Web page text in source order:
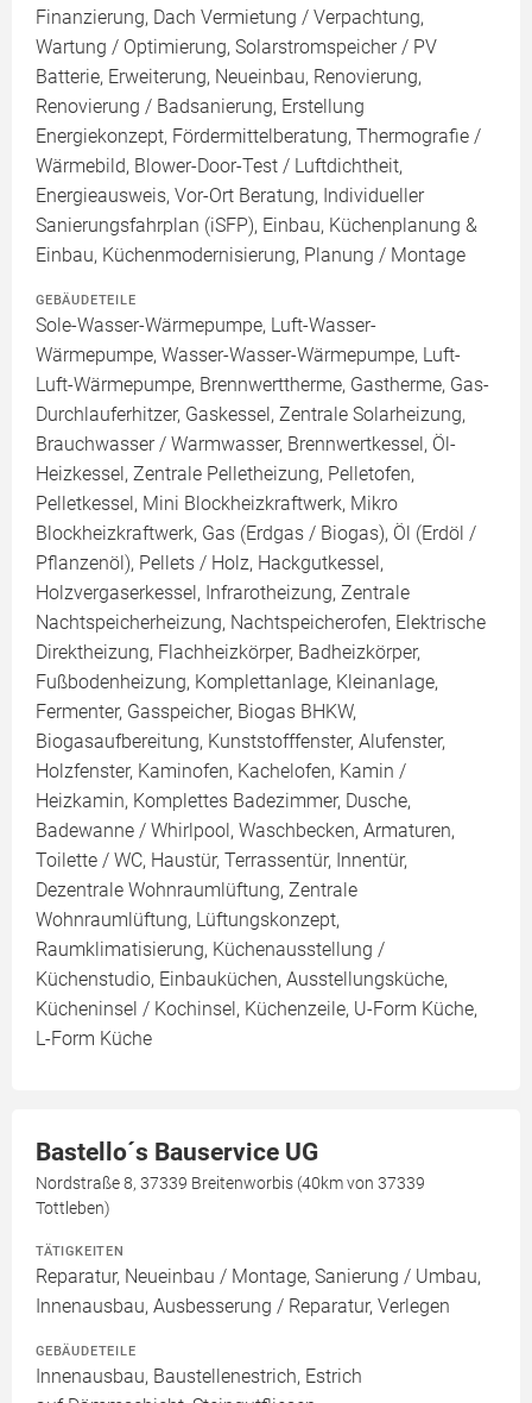
Finanzierung, Dach Vermietung / Verpachtung,
Wartung / Optimierung, Solarstromspeicher / PV
Batterie, Erweiterung, Neueinbau, Renovierung,
Renovierung / Badsanierung, Erstellung
Energiekonzept, Fördermittelberatung, Thermografie /
Wärmebild, Blower-Door-Test / Luftdichtheit,
Energieausweis, Vor-Ort Beratung, Individueller
Sanierungsfahrplan (iSFP), Einbau, Küchenplanung &
Einbau, Küchenmodernisierung, Planung / Montage
GEBÄUDETEILE
Sole-Wasser-Wärmepumpe, Luft-Wasser-
Wärmepumpe, Wasser-Wasser-Wärmepumpe, Luft-
Luft-Wärmepumpe, Brennwerttherme, Gastherme, Gas-
Durchlauferhitzer, Gaskessel, Zentrale Solarheizung,
Brauchwasser / Warmwasser, Brennwertkessel, Öl-
Heizkessel, Zentrale Pelletheizung, Pelletofen,
Pelletkessel, Mini Blockheizkraftwerk, Mikro
Blockheizkraftwerk, Gas (Erdgas / Biogas), Öl (Erdöl /
Pflanzenöl), Pellets / Holz, Hackgutkessel,
Holzvergaserkessel, Infrarotheizung, Zentrale
Nachtspeicherheizung, Nachtspeicherofen, Elektrische
Direktheizung, Flachheizkörper, Badheizkörper,
Fußbodenheizung, Komplettanlage, Kleinanlage,
Fermenter, Gasspeicher, Biogas BHKW,
Biogasaufbereitung, Kunststofffenster, Alufenster,
Holzfenster, Kaminofen, Kachelofen, Kamin /
Heizkamin, Komplettes Badezimmer, Dusche,
Badewanne / Whirlpool, Waschbecken, Armaturen,
Toilette / WC, Haustür, Terrassentür, Innentür,
Dezentrale Wohnraumlüftung, Zentrale
Wohnraumlüftung, Lüftungskonzept,
Raumklimatisierung, Küchenausstellung /
Küchenstudio, Einbauküchen, Ausstellungsküche,
Kücheninsel / Kochinsel, Küchenzeile, U-Form Küche,
L-Form Küche
Bastello´s Bauservice UG
Nordstraße 8, 37339 Breitenworbis (40km von 37339
Tottleben)
TÄTIGKEITEN
Reparatur, Neueinbau / Montage, Sanierung / Umbau,
Innenausbau, Ausbesserung / Reparatur, Verlegen
GEBÄUDETEILE
Innenausbau, Baustellenestrich, Estrich